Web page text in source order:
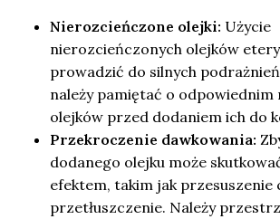
Nierozcieńczone olejki: Użycie
nierozcieńczonych olejków
prowadzić do silnych
należy pamiętać o odpowiednim
olejków przed dodaniem ich do
Przekroczenie dawkowania:
dodanego olejku może
efektem, takim jak przesuszenie
przetłuszczenie. Należy